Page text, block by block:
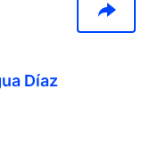
Díaz